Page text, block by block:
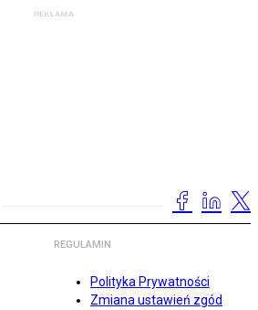
REGULAMIN
Polityka Prywatności
Zmiana ustawień zgód